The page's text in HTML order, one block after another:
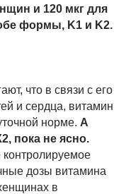
и 120 мкг для
формы, K1 и K2.
что в связи с его
и сердца, витамин
норме. А
пока не ясно.
дозы витамина
в